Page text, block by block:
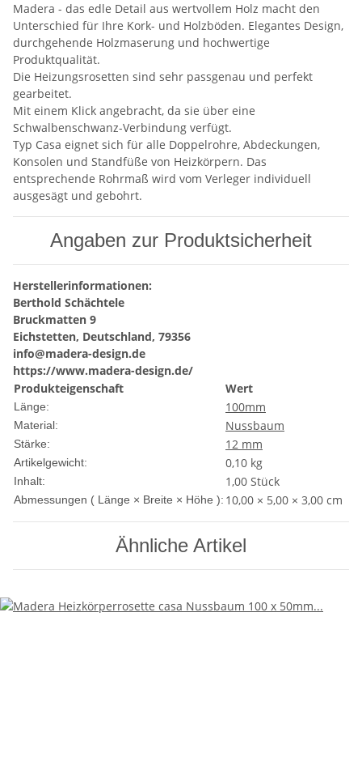
Madera - das edle Detail aus wertvollem Holz macht den
Unterschied für Ihre Kork- und Holzböden. Elegantes Design,
durchgehende Holzmaserung und hochwertige
Produktqualität.
Die Heizungsrosetten sind sehr passgenau und perfekt
gearbeitet.
Mit einem Klick angebracht, da sie über eine
Schwalbenschwanz-Verbindung verfügt.
Typ Casa eignet sich für alle Doppelrohre, Abdeckungen,
Konsolen und Standfüße von Heizkörpern. Das
entsprechende Rohrmaß wird vom Verleger individuell
ausgesägt und gebohrt.
Angaben zur Produktsicherheit
Herstellerinformationen:
Berthold Schächtele
Bruckmatten 9
Eichstetten, Deutschland, 79356
info@madera-design.de
https://www.madera-design.de/
Produkteigenschaft
Wert
Länge: 100mm
Material: Nussbaum
Stärke: 12 mm
Artikelgewicht: 0,10 kg
Inhalt: 1,00 Stück
Abmessungen ( Länge × Breite × Höhe ): 10,00 × 5,00 × 3,00 cm
Ähnliche Artikel